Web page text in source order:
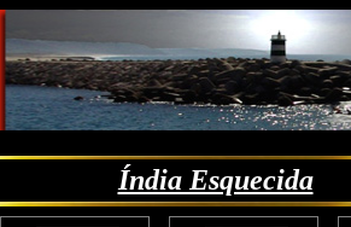
Índia Esquecida